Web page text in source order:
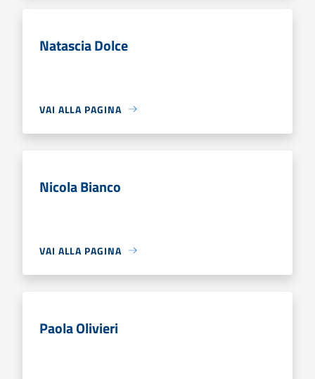
Natascia Dolce
VAI ALLA PAGINA
Nicola Bianco
VAI ALLA PAGINA
Paola Olivieri